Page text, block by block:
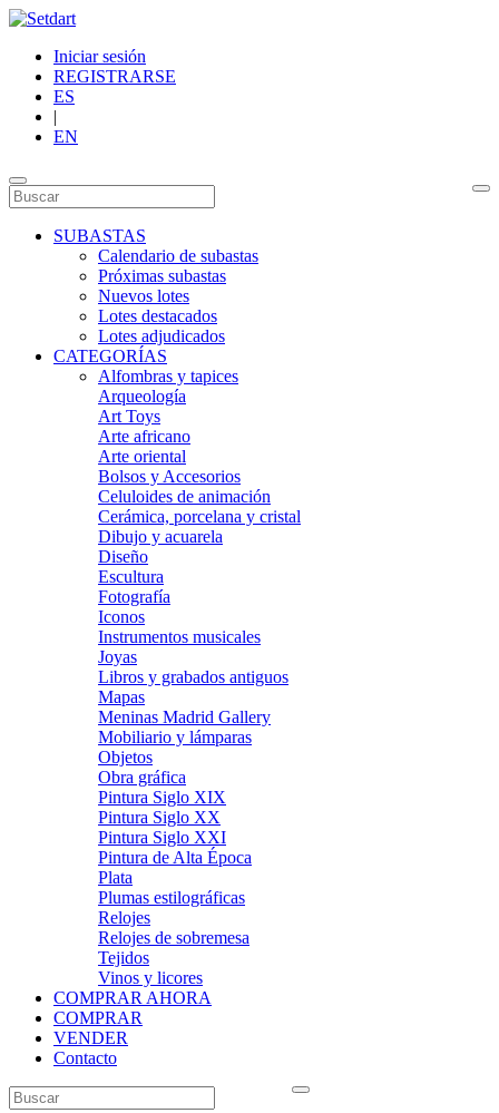
Iniciar sesión
REGISTRARSE
ES
|
EN
SUBASTAS
Calendario de subastas
Próximas subastas
Nuevos lotes
Lotes destacados
Lotes adjudicados
CATEGORÍAS
Alfombras y tapices
Arqueología
Art Toys
Arte africano
Arte oriental
Bolsos y Accesorios
Celuloides de animación
Cerámica, porcelana y cristal
Dibujo y acuarela
Diseño
Escultura
Fotografía
Iconos
Instrumentos musicales
Joyas
Libros y grabados antiguos
Mapas
Meninas Madrid Gallery
Mobiliario y lámparas
Objetos
Obra gráfica
Pintura Siglo XIX
Pintura Siglo XX
Pintura Siglo XXI
Pintura de Alta Época
Plata
Plumas estilográficas
Relojes
Relojes de sobremesa
Tejidos
Vinos y licores
COMPRAR AHORA
COMPRAR
VENDER
Contacto